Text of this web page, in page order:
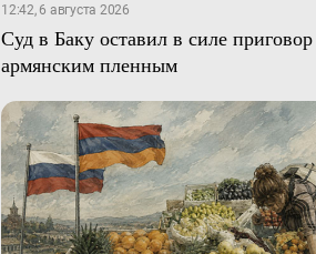
12:42, 6 августа 2026
Суд в Баку оставил в силе приговор
армянским пленным